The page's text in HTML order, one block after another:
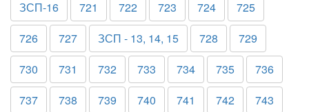
ЗСП-16
721 722 723 724
725
726
727 ЗСП - 13, 14, 15 728
729
730
731 732 733 734 735
736
737
738 739 740 741 742
743